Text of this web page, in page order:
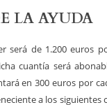
LA AYUDA
será de 1.200 euros
cuantía será
en 300 euros por
a los siguientes